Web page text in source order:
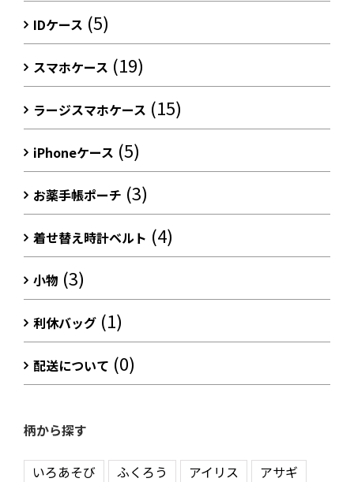
IDケース (5)
スマホケース (19)
ラージスマホケース (15)
iPhoneケース (5)
お薬手帳ポーチ (3)
着せ替え時計ベルト (4)
小物 (3)
利休バッグ (1)
配送について (0)
柄から探す
いろあそび ふくろう アイリス
アサギ